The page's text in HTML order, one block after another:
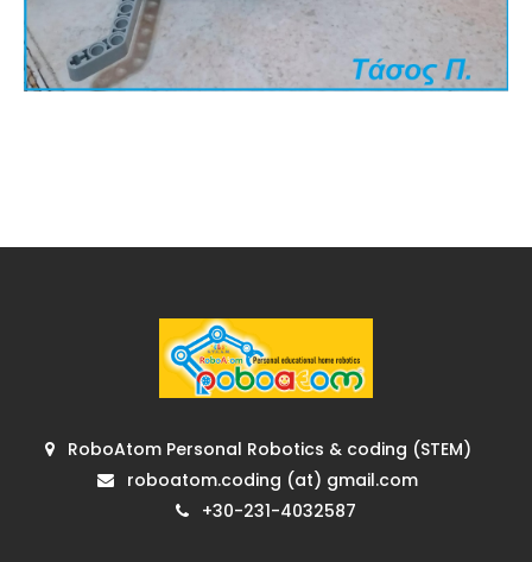
RoboAtom Personal Robotics & coding (STEM)
roboatom.coding (at) gmail.com
+30-231-4032587